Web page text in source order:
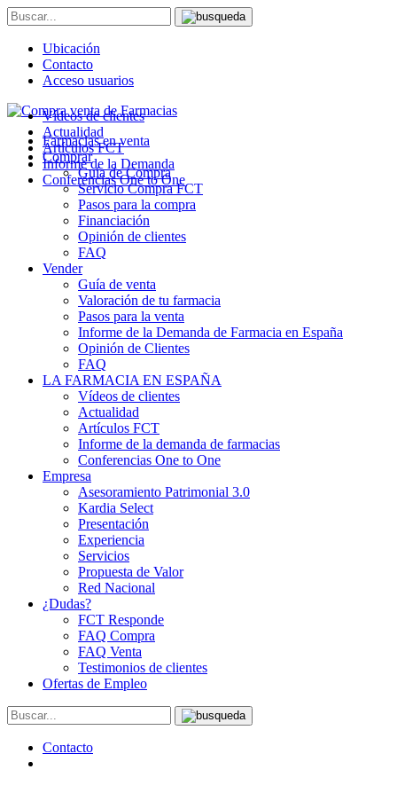
Ubicación
Contacto
Acceso usuarios
Farmacias en venta
Comprar
Guía de Compra
Servicio Compra FCT
Pasos para la compra
Financiación
Opinión de clientes
FAQ
Vender
Guía de venta
Valoración de tu farmacia
Pasos para la venta
Informe de la Demanda de Farmacia en España
Opinión de Clientes
FAQ
LA FARMACIA EN ESPAÑA
Vídeos de clientes
Actualidad
Artículos FCT
Informe de la demanda de farmacias
Conferencias One to One
Empresa
Asesoramiento Patrimonial 3.0
Kardia Select
Presentación
Experiencia
Servicios
Propuesta de Valor
Red Nacional
¿Dudas?
FCT Responde
FAQ Compra
FAQ Venta
Testimonios de clientes
Ofertas de Empleo
Contacto
Vídeos de clientes
Actualidad
Artículos FCT
Informe de la Demanda
Conferencias One to One